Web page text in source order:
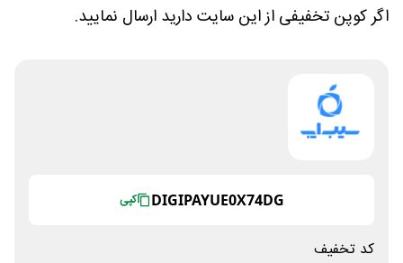
اگر کوپن تخفیفی از این سایت دارید ارسال نمایید.
DIGIPAYUE0X74DG کپی
کد تخفیف